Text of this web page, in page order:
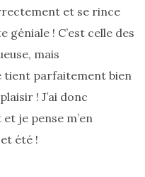
et se rince
géniale ! C’est celle des
mais
tient parfaitement bien
! J’ai donc
je pense m’en
été !